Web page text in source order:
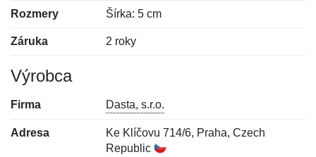
Rozmery Šírka: 5 cm
Záruka 2 roky
Výrobca
Firma Dasta, s.r.o.
Adresa
Ke Klíčovu 714/6, Praha, Czech
Republic